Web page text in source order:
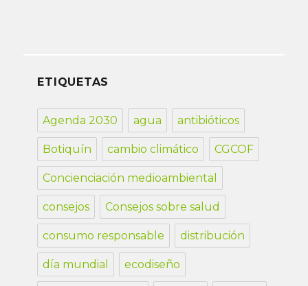
ETIQUETAS
Agenda 2030 agua antibióticos
Botiquín cambio climático CGCOF
Concienciación medioambiental
consejos Consejos sobre salud
consumo responsable distribución
día mundial ecodiseño